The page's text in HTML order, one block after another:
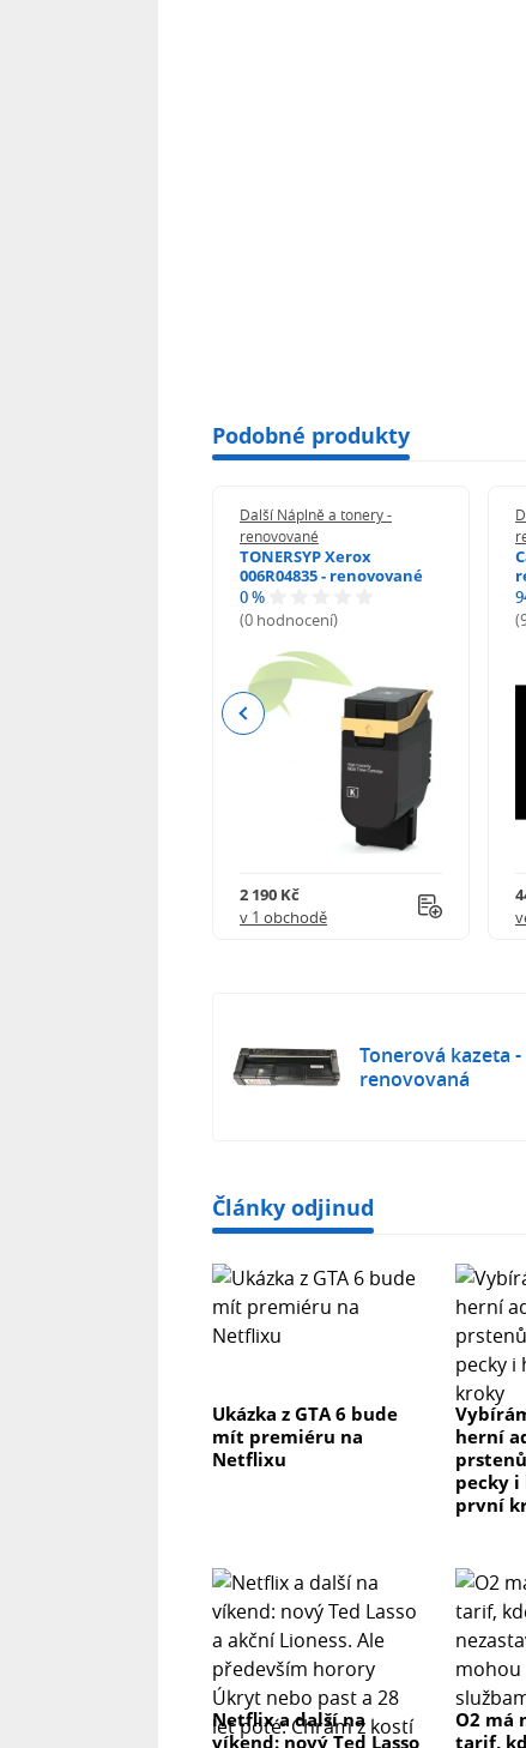
Podobné produkty
Další Náplně a tonery -
renovované
TONERSYP Xerox
006R04835 - renovované
0 %
(0 hodnocení)
2 190 Kč
v 1 obchodě
Previous
Tonerová kazeta -
renovovaná
Články odjinud
Ukázka z GTA 6 bude
mít premiéru na
Netflixu
herní
pecky
první
Netflix a další na
víkend: nový Ted Lasso
O2 má
tarif,